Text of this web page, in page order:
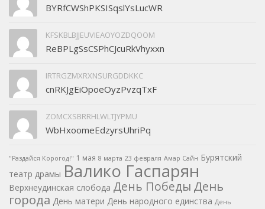
BYRfCWShPKSISqslYsLucWR
KFSKBLBJJEUVIEAOYOZDQOOM
ReBPLgSsCSPhCJcuRkVhyxxn
IRTRGZMXRXNSURGDDKKC
cnRKJgEiOpoeOyzPvzqTxF
ZOMCXSBRRHLWLTJYPMU
WbHxoomeEdzyrsUhriPq
"Раздайся Корогод!" 1 мая 8 марта 23 февраля Амар Сайн Бурятский
театр драмы Валико Гаспарян
Верхнеудинская слобода День Победы День
города День матери День народного единства День